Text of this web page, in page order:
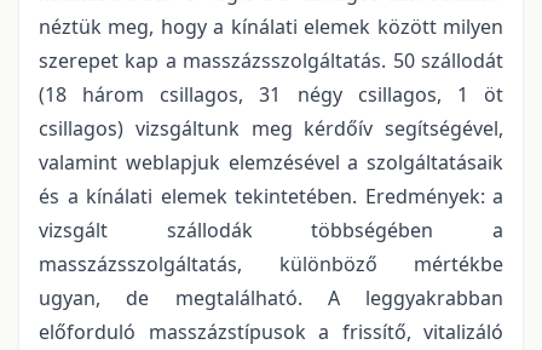
néztük meg, hogy a kínálati elemek között milyen
szerepet kap a masszázsszolgáltatás. 50 szállodát
(18 három csillagos, 31 négy csillagos, 1 öt
csillagos) vizsgáltunk meg kérdőív segítségével,
valamint weblapjuk elemzésével a szolgáltatásaik
és a kínálati elemek tekintetében. Eredmények: a
vizsgált szállodák többségében a
masszázsszolgáltatás, különböző mértékbe
ugyan, de megtalálható. A leggyakrabban
előforduló masszázstípusok a frissítő, vitalizáló